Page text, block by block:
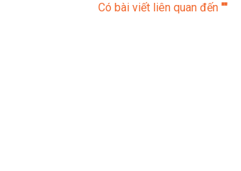
Có bài viết liên quan đến ""